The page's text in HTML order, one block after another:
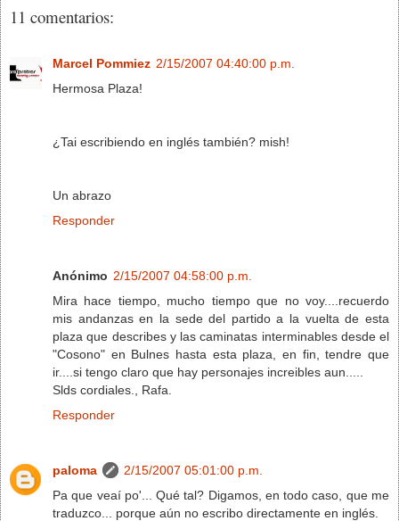
11 comentarios:
Marcel Pommiez 2/15/2007 04:40:00 p.m.
Hermosa Plaza!
¿Tai escribiendo en inglés también? mish!
Un abrazo
Responder
Anónimo 2/15/2007 04:58:00 p.m.
Mira hace tiempo, mucho tiempo que no voy....recuerdo
mis andanzas en la sede del partido a la vuelta de esta
plaza que describes y las caminatas interminables desde el
"Cosono" en Bulnes hasta esta plaza, en fin, tendre que
ir....si tengo claro que hay personajes increibles aun.....
Slds cordiales., Rafa.
Responder
paloma
2/15/2007 05:01:00 p.m.
Pa que veaí po'... Qué tal? Digamos, en todo caso, que me
traduzco... porque aún no escribo directamente en inglés.